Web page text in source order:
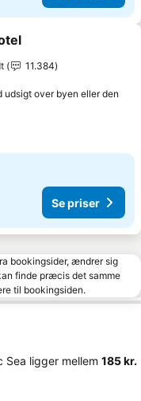
11.384
udsigt over byen eller den
Se priser
bookingsider, ændrer sig
finde præcis det samme
til bookingsiden.
Sea ligger mellem ‎185 kr.